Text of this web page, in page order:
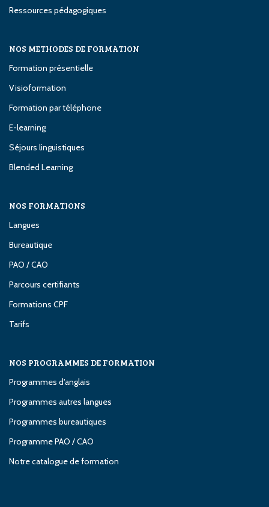
Ressources pédagogiques
NOS METHODES DE FORMATION
Formation présentielle
Visioformation
Formation par téléphone
E-learning
Séjours linguistiques
Blended Learning
NOS FORMATIONS
Langues
Bureautique
PAO / CAO
Parcours certifiants
Formations CPF
Tarifs
NOS PROGRAMMES DE FORMATION
Programmes d'anglais
Programmes autres langues
Programmes bureautiques
Programme PAO / CAO
Notre catalogue de formation